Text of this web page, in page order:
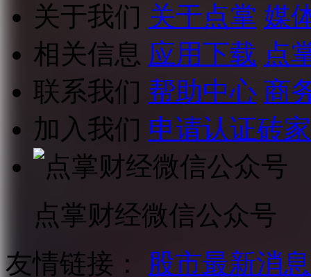
关于我们 关于点掌 媒
相关信息 应用下载 点
联系我们 帮助中心 商
加入我们 申请认证砖家
点掌财经微信公众号
友情链接：
股市最新消息